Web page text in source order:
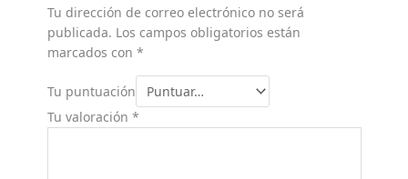
Tu dirección de correo electrónico no será
publicada. Los campos obligatorios están
marcados con *
Tu puntuación
Tu valoración *